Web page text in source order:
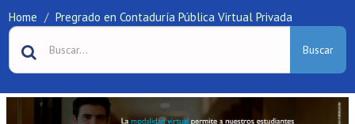
Home Pregrado en Contaduría Pública Virtual Privada
Buscar